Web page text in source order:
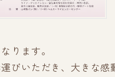
ります。
びいただき、大きな感